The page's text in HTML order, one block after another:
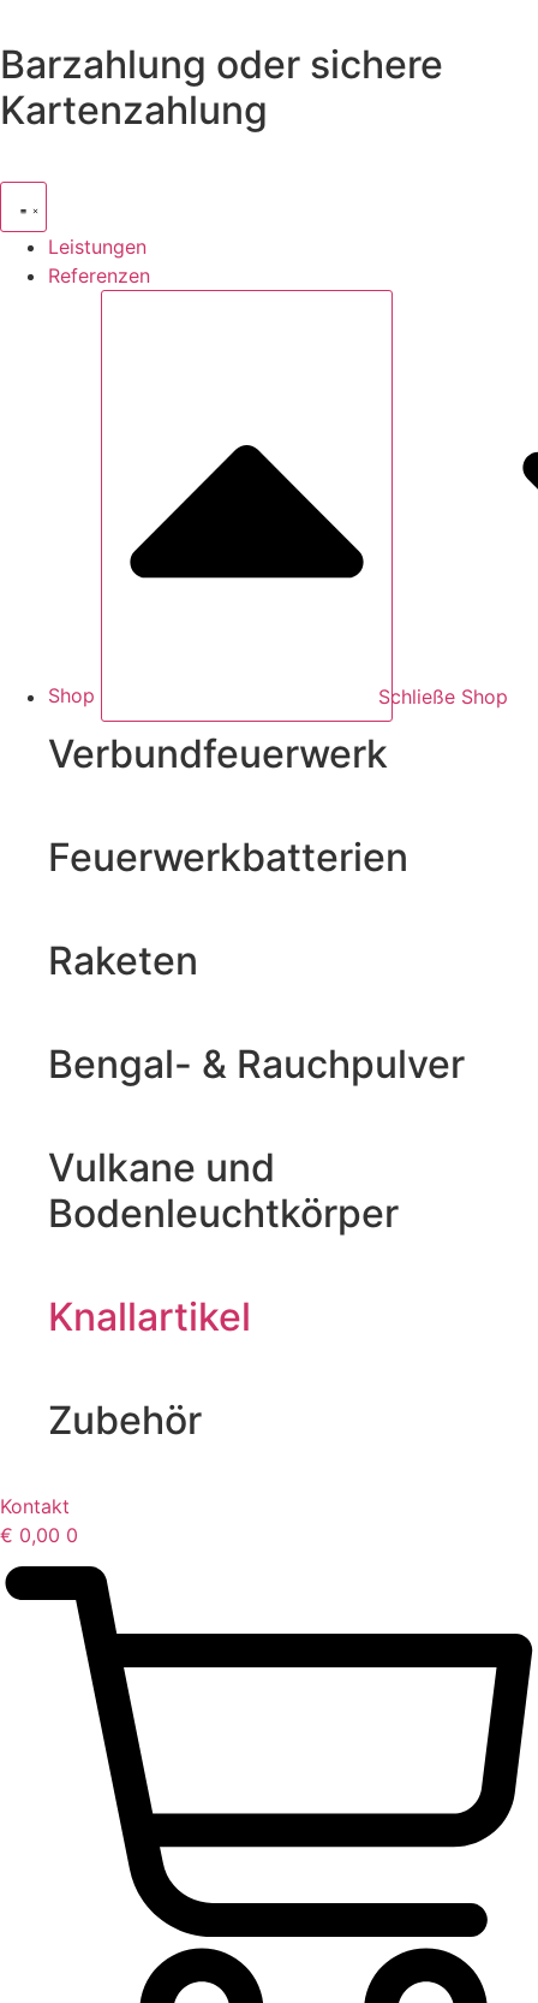
Barzahlung oder sichere
Kartenzahlung
Leistungen
Referenzen
Shop Schließe Shop
Verbundfeuerwerk
Feuerwerkbatterien
Raketen
Bengal- & Rauchpulver
Vulkane und
Bodenleuchtkörper
Knallartikel
Zubehör
Kontakt
€ 0,00 0